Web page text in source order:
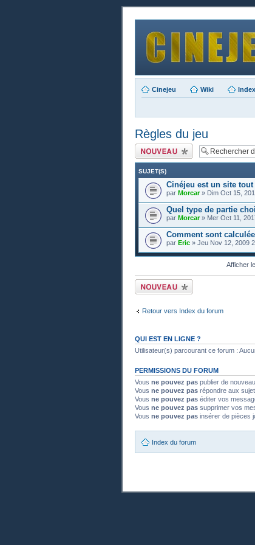
Cinejeu Wiki
Règles du jeu
Publier un nouveau
sujet
SUJET(S)
Cinéjeu est un site
par Morcar» Dim Oct 15,
Quel type de partie
par Morcar» Mer Oct 11,
Comment sont
par Eric » Jeu Nov 12, 2009
Afficher
Publier un nouveau
sujet
Retour vers Index du forum
QUI EST EN LIGNE ?
Utilisateur(s) parcourant ce forum :
PERMISSIONS DU FORUM
Vous ne pouvez pas publier de
Vous ne pouvez pas répondre aux
Vous ne pouvez pas éditer vos
Vous ne pouvez pas supprimer vos
Vous ne pouvez pas insérer de pièces
Index du forum